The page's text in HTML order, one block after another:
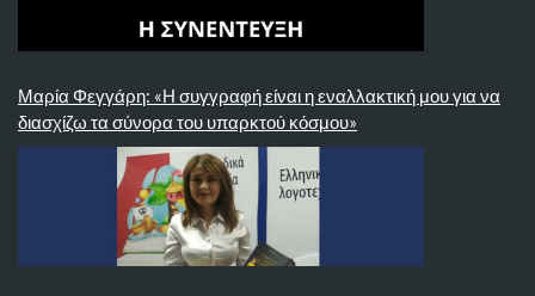
Μαρία Φεγγάρη: «Η συγγραφή είναι η εναλλακτική μου για να
διασχίζω τα σύνορα του υπαρκτού κόσμου»